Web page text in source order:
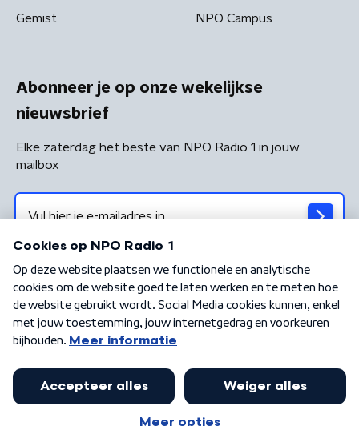
Gemist NPO Campus
Abonneer je op onze wekelijkse
nieuwsbrief
Elke zaterdag het beste van NPO Radio 1 in jouw
mailbox
Algemene voorwaarden